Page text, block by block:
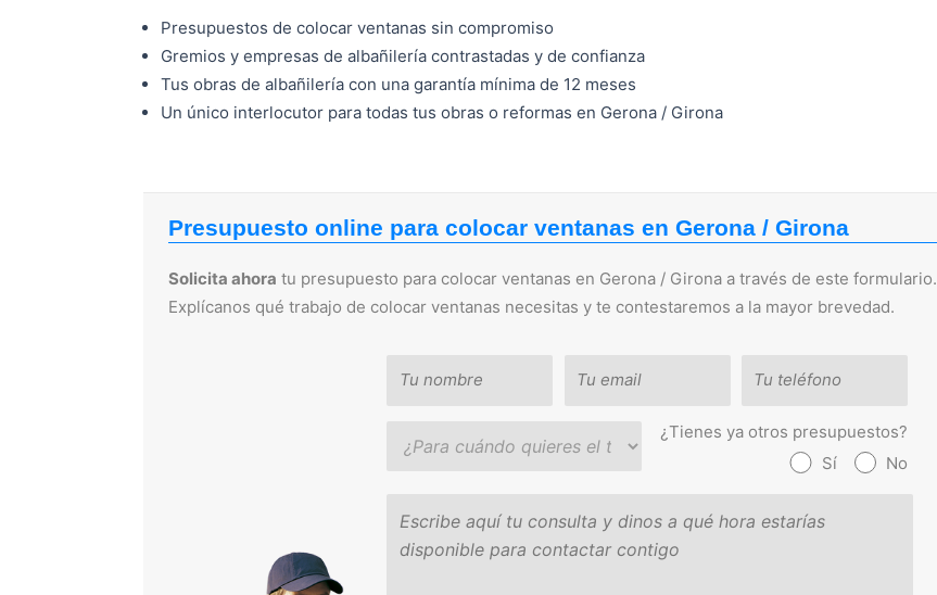
Presupuestos de colocar ventanas sin compromiso
Gremios y empresas de albañilería contrastadas y de confianza
Tus obras de albañilería con una garantía mínima de 12 meses
Un único interlocutor para todas tus obras o reformas en Gerona / Girona
Presupuesto online para colocar ventanas en Gerona / Girona
Solicita ahora tu presupuesto para colocar ventanas en Gerona / Girona a través de este formulario.
Explícanos qué trabajo de colocar ventanas necesitas y te contestaremos a la mayor brevedad.
¿Tienes ya otros presupuestos?
Sí
No